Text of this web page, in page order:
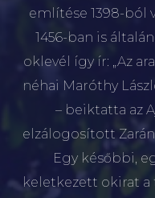
említése 1398-ból
1456-ban is
oklevél így ír: „Az
néhai Maróthy
– beiktatta az
elzálogosított
Egy későbbi,
keletkezett okirat a